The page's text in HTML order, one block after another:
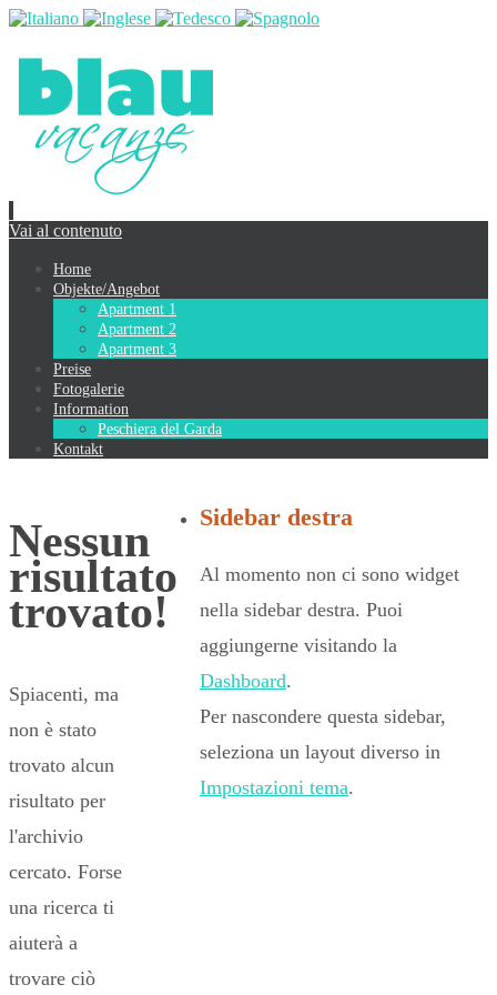
Vai al contenuto
Home
Objekte/Angebot
Apartment 1
Apartment 2
Apartment 3
Preise
Fotogalerie
Information
Peschiera del Garda
Kontakt
Nessun
risultato
trovato!
Spiacenti, ma
non è stato
trovato alcun
risultato per
l'archivio
cercato. Forse
una ricerca ti
aiuterà a
trovare ciò
Sidebar destra
Al momento non ci sono widget
nella sidebar destra. Puoi
aggiungerne visitando la
Dashboard.
Per nascondere questa sidebar,
seleziona un layout diverso in
Impostazioni tema.